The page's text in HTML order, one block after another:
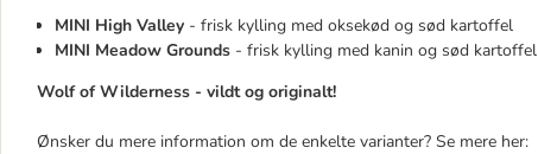
MINI High Valley - frisk kylling med oksekød og sød kartoffel
MINI Meadow Grounds - frisk kylling med kanin og sød kartoffel
Wolf of Wilderness - vildt og originalt!
Ønsker du mere information om de enkelte varianter? Se mere her: